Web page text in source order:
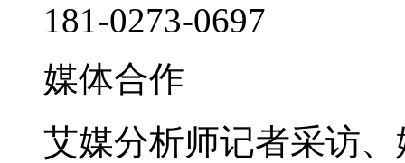
181-0273-0697
媒体合作
艾媒分析师记者采访